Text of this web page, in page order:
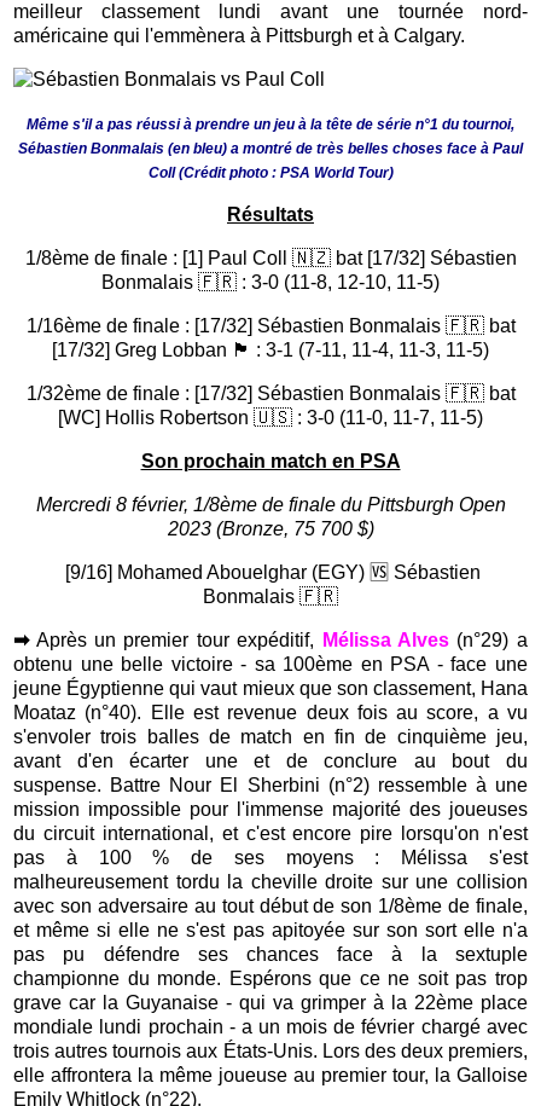
meilleur classement lundi avant une tournée nord-
américaine qui l'emmènera à Pittsburgh et à Calgary.
Même s'il a pas réussi à prendre un jeu à la tête de série n°1 du tournoi,
Sébastien Bonmalais (en bleu) a montré de très belles choses face à Paul
Coll (Crédit photo : PSA World Tour)
Résultats
1/8ème de finale : [1] Paul Coll 🇳🇿 bat [17/32] Sébastien
Bonmalais 🇫🇷 : 3-0 (11-8, 12-10, 11-5)
1/16ème de finale : [17/32] Sébastien Bonmalais 🇫🇷 bat
[17/32] Greg Lobban 🏴󠁧󠁢󠁳󠁣󠁴󠁿 : 3-1 (7-11, 11-4, 11-3, 11-5)
1/32ème de finale : [17/32] Sébastien Bonmalais 🇫🇷 bat
[WC] Hollis Robertson 🇺🇸 : 3-0 (11-0, 11-7, 11-5)
Son prochain match en PSA
Mercredi 8 février, 1/8ème de finale du Pittsburgh Open
2023 (Bronze, 75 700 $)
[9/16] Mohamed Abouelghar (EGY) 🆚 Sébastien
Bonmalais 🇫🇷
➡Après un premier tour expéditif, Mélissa Alves (n°29) a
obtenu une belle victoire - sa 100ème en PSA - face une
jeune Égyptienne qui vaut mieux que son classement, Hana
Moataz (n°40). Elle est revenue deux fois au score, a vu
s'envoler trois balles de match en fin de cinquième jeu,
avant d'en écarter une et de conclure au bout du
suspense. Battre Nour El Sherbini (n°2) ressemble à une
mission impossible pour l'immense majorité des joueuses
du circuit international, et c'est encore pire lorsqu'on n'est
pas à 100 % de ses moyens : Mélissa s'est
malheureusement tordu la cheville droite sur une collision
avec son adversaire au tout début de son 1/8ème de finale,
et même si elle ne s'est pas apitoyée sur son sort elle n'a
pas pu défendre ses chances face à la sextuple
championne du monde. Espérons que ce ne soit pas trop
grave car la Guyanaise - qui va grimper à la 22ème place
mondiale lundi prochain - a un mois de février chargé avec
trois autres tournois aux États-Unis. Lors des deux premiers,
elle affrontera la même joueuse au premier tour, la Galloise
Emily Whitlock (n°22).